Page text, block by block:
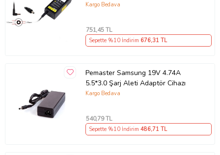
Kargo Bedava
751,45 TL
Sepette %10 İndirim 676,31 TL
Pemaster Samsung 19V 4.74A
5.5*3.0 Şarj Aleti Adaptör Cihazı
Kargo Bedava
540,79 TL
Sepette %10 İndirim 486,71 TL